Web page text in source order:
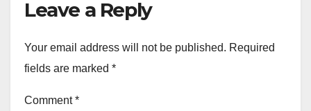
Leave a Reply
Your email address will not be published. Required
fields are marked *
Comment*